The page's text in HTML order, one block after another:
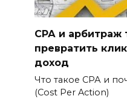
СРА и арбитраж
превратить
доход
Что такое СРА и
(Cost Per Action)